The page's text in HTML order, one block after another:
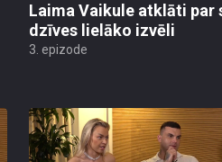
Laima Vaikule atklāti par
dzīves lielāko izvēli
3. epizode